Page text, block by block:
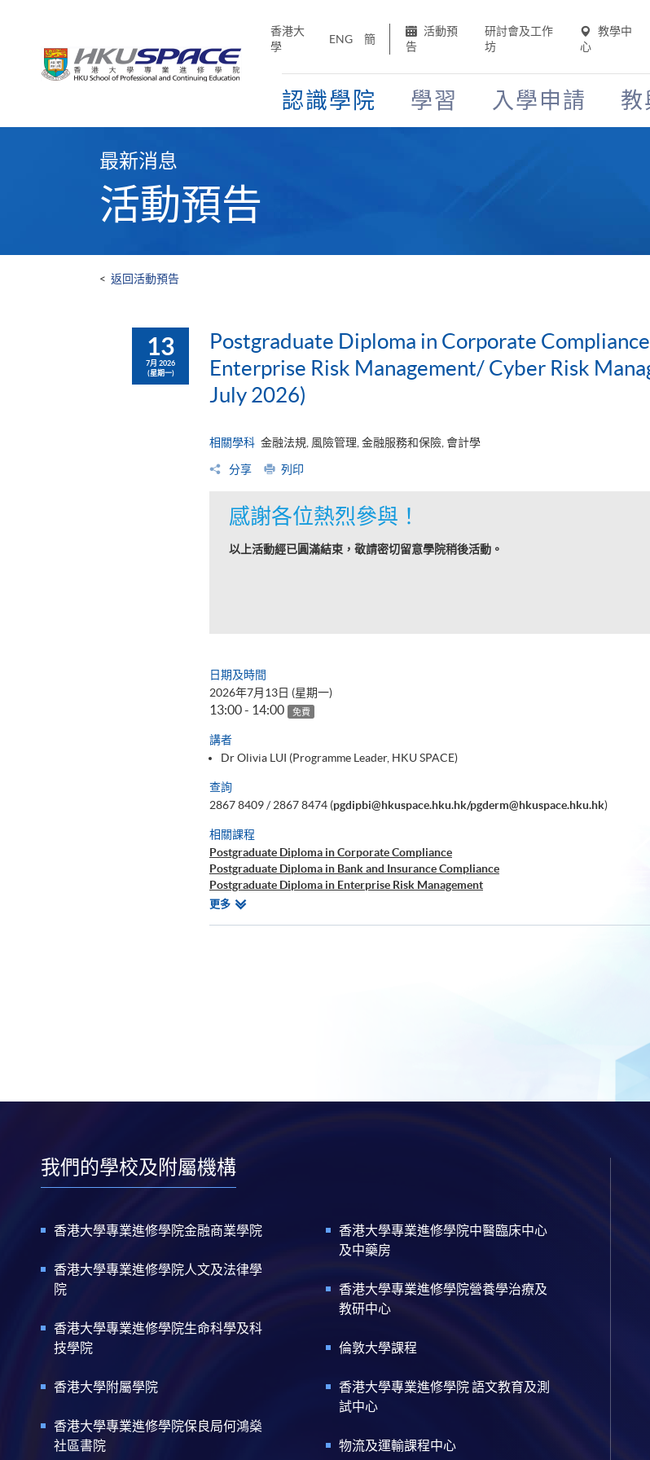
香港大
學
ENG 簡
活動預
告
研討會及工作
坊
教學中
心
認識學院 學習 入學申請 教
最新消息
活動預告
< 返回活動預告
13
7月 2026
(星期一)
Postgraduate Diploma in Corporate
Enterprise Risk Management/ Cyber Risk
July 2026)
相關學科 金融法規, 風險管理, 金融服務和保險, 會計學
分享 列印
感謝各位熱烈參與！
以上活動經已圓滿結束，敬請密切留意學院稍後活動。
日期及時間
2026年7月13日 (星期一)
13:00 - 14:00 免費
講者
Dr Olivia LUI (Programme Leader, HKU SPACE)
查詢
2867 8409 / 2867 8474 (pgdipbi@hkuspace.hku.hk/pgderm@hkuspace.hku.hk)
相關課程
Postgraduate Diploma in Corporate Compliance
Postgraduate Diploma in Bank and Insurance Compliance
Postgraduate Diploma in Enterprise Risk Management
Postgraduate Diploma in Cyber Risk Management
更多相
我們的學校及附屬機構
香港大學專業進修學院金融商業學院
香港大學專業進修學院人文及法律學
院
香港大學專業進修學院生命科學及科
技學院
香港大學附屬學院
香港大學專業進修學院保良局何鴻燊
社區書院
香港大學專業進修學院中醫臨床中心
及中藥房
香港大學專業進修學院營養學治療及
教研中心
倫敦大學課程
香港大學專業進修學院 語文教育及測
試中心
物流及運輸課程中心